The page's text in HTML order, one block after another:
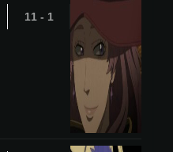
1 - 11